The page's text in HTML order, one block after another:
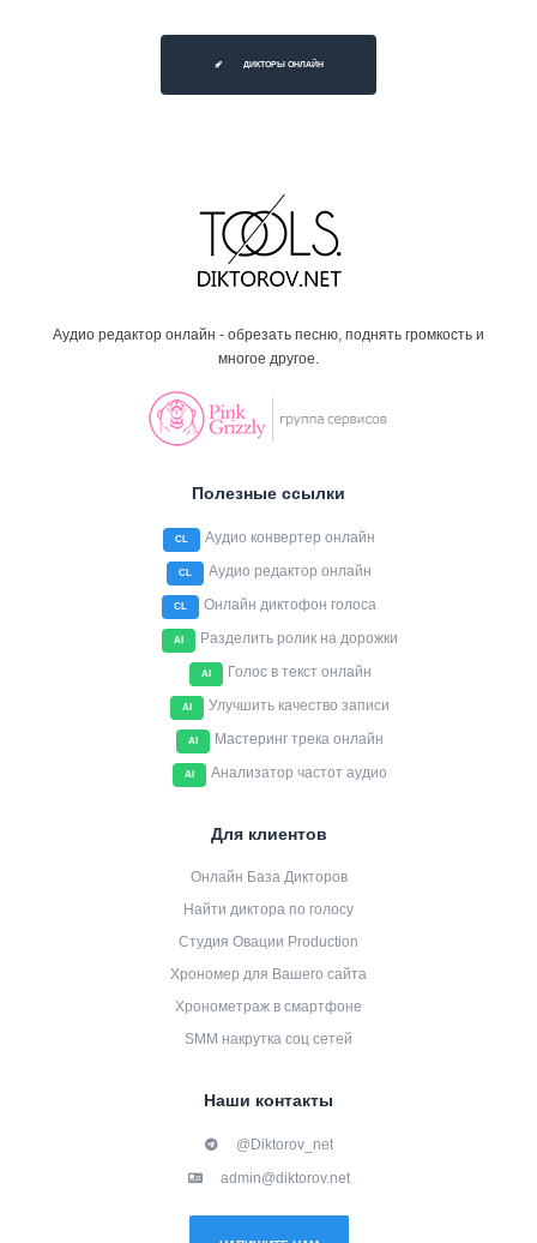
ДИКТОРЫ ОНЛАЙН
Аудио редактор онлайн - обрезать песню, поднять громкость и
многое другое.
Полезные ссылки
CL Аудио конвертер онлайн
CL Аудио редактор онлайн
CL Онлайн диктофон голоса
AI Разделить ролик на дорожки
AI Голос в текст онлайн
AI Улучшить качество записи
AI Мастеринг трека онлайн
AI Анализатор частот аудио
Для клиентов
Онлайн База Дикторов
Найти диктора по голосу
Студия Овации Production
Хрономер для Вашего сайта
Хронометраж в смартфоне
SMM накрутка соц сетей
Наши контакты
@Diktorov_net
admin@diktorov.net